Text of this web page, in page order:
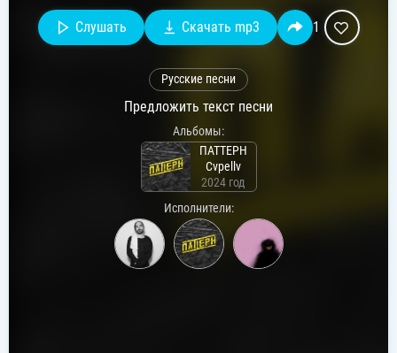
Слушать Скачать mp3 1
Русские песни
Предложить текст песни
Альбомы:
ПАТТЕРН
Cvpellv
2024 год
Исполнители: